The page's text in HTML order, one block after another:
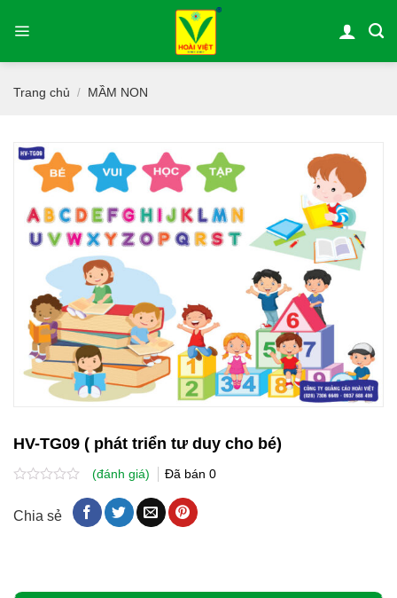
qua
Trang chủ / MẦM NON
HV-TG09 ( phát triển tư duy cho bé)
xếp
hạng
(đánh giá) Đã bán 0
Chia sẻ